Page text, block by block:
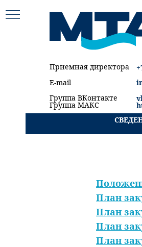
Приемная директора
E-mail
Группа ВКонтакте
Группа МАКС
План
План
План
План